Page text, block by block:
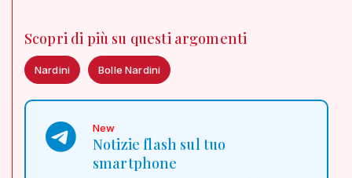
Scopri di più su questi argomenti
Nardini Bolle Nardini
New
Notizie flash sul tuo
smartphone